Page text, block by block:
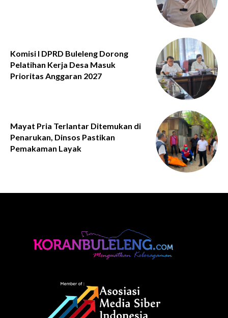
Komisi I DPRD Buleleng Dorong
Pelatihan Kerja Desa Masuk
Prioritas Anggaran 2027
Mayat Pria Terlantar Ditemukan di
Penarukan, Dinsos Pastikan
Pemakaman Layak